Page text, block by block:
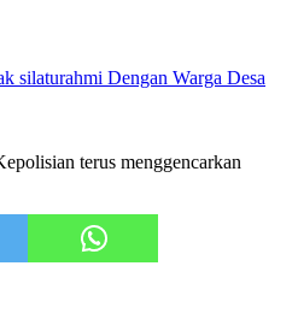
silaturahmi Dengan Warga Desa
terus menggencarkan